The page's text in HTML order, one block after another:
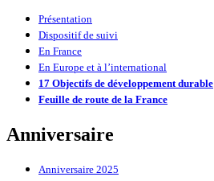
Présentation
Dispositif de suivi
En France
En Europe et à l’international
17 Objectifs de développement durable
Feuille de route de la France
Anniversaire
Anniversaire 2025